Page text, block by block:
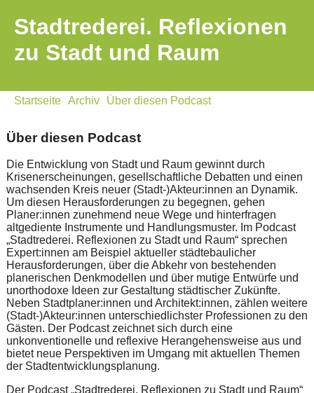
Stadtrederei. Reflexionen
zu Stadt und Raum
Startseite Archiv Über diesen Podcast
Über diesen Podcast
Die Entwicklung von Stadt und Raum gewinnt durch
Krisenerscheinungen, gesellschaftliche Debatten und einen
wachsenden Kreis neuer (Stadt-)Akteur:innen an Dynamik.
Um diesen Herausforderungen zu begegnen, gehen
Planer:innen zunehmend neue Wege und hinterfragen
altgediente Instrumente und Handlungsmuster. Im Podcast
„Stadtrederei. Reflexionen zu Stadt und Raum“ sprechen
Expert:innen am Beispiel aktueller städtebaulicher
Herausforderungen, über die Abkehr von bestehenden
planerischen Denkmodellen und über mutige Entwürfe und
unorthodoxe Ideen zur Gestaltung städtischer Zukünfte.
Neben Stadtplaner:innen und Architekt:innen, zählen weitere
(Stadt-)Akteur:innen unterschiedlichster Professionen zu den
Gästen. Der Podcast zeichnet sich durch eine
unkonventionelle und reflexive Herangehensweise aus und
bietet neue Perspektiven im Umgang mit aktuellen Themen
der Stadtentwicklungsplanung.
Der Podcast „Stadtrederei. Reflexionen zu Stadt und Raum“